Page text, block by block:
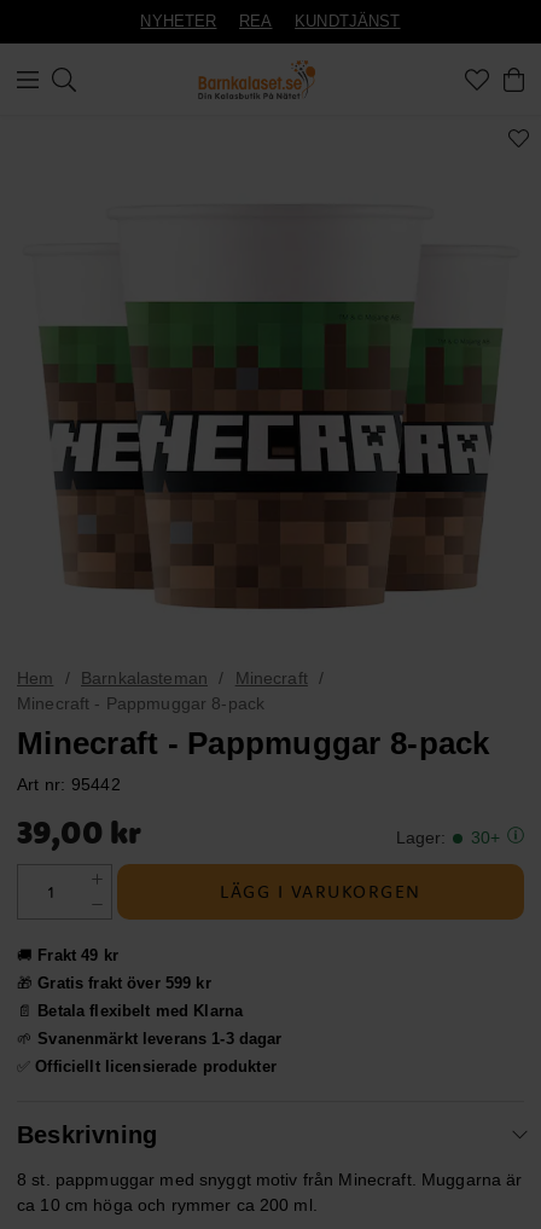
NYHETER REA KUNDTJÄNST
Hem Barnkalasteman
Minecraft
Minecraft - Pappmuggar 8-pack
Minecraft - Pappmuggar 8-pack
Art nr: 95442
Pris: 39,00 kr
39,00 kr Lager: 30+
LÄGG I VARUKORGEN
🚚 Frakt 49 kr
🎁Gratis frakt över 599 kr
📄
Betala flexibelt med Klarna
🌱 Svanenmärkt leverans 1-3 dagar
✅Officiellt licensierade produkter
Beskrivning
8 st. pappmuggar med snyggt motiv från Minecraft. Muggarna är
ca 10 cm höga och rymmer ca 200 ml.